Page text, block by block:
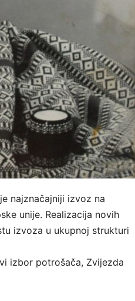
najznačajniji izvoz na
unije. Realizacija novih
izvoza u ukupnoj strukturi
izbor potrošača, Zvijezda